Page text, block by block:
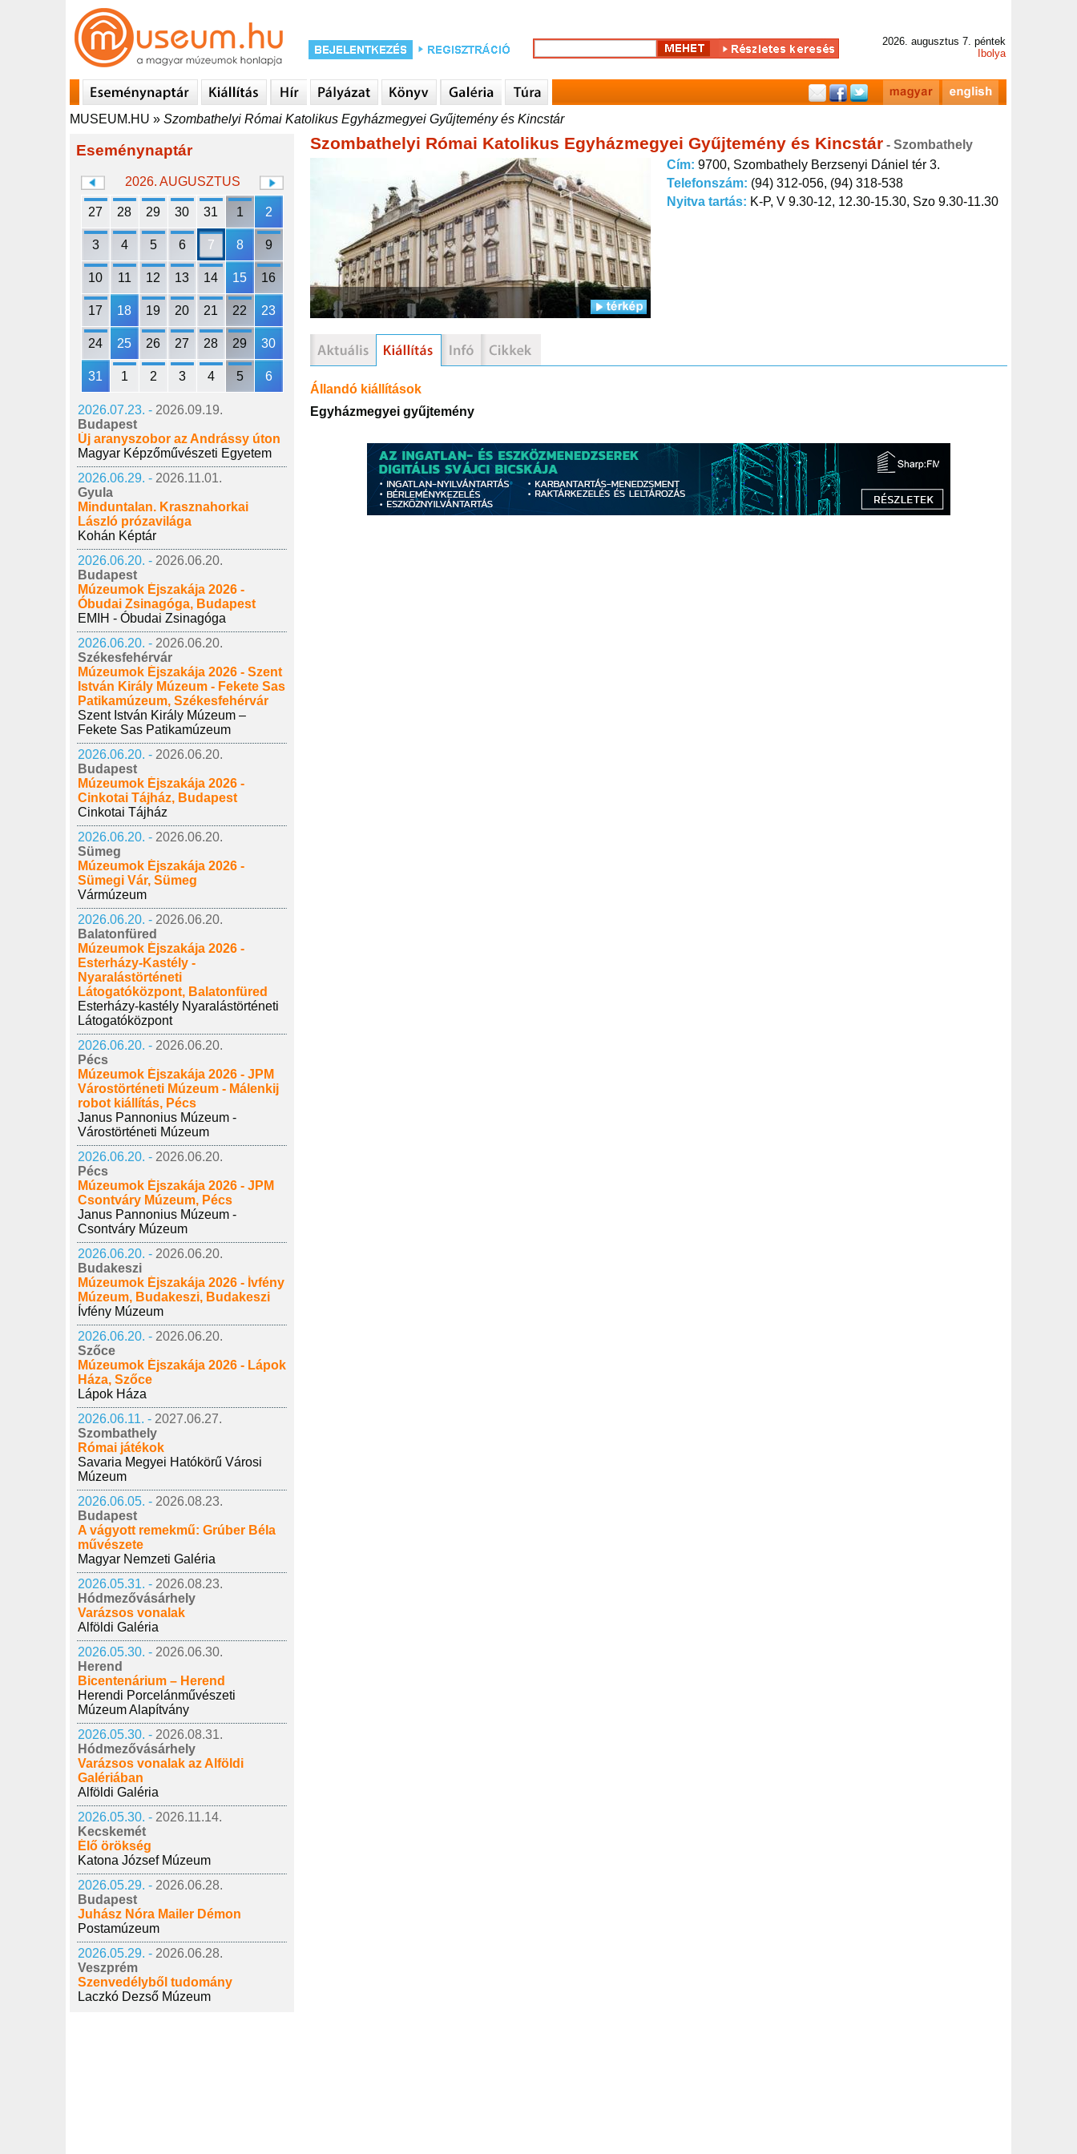
2026. augusztus 7. péntek
Ibolya
MUSEUM.HU » Szombathelyi Római Katolikus Egyházmegyei Gyűjtemény és Kincstár
Eseménynaptár
2026. AUGUSZTUS
27 28 29 30 31 1 2
3 4 5 6 7 8 9
10 11 12 13 14 15 16
17 18 19 20 21 22 23
24 25 26 27 28 29 30
31 1 2 3 4 5 6
2026.07.23. - 2026.09.19.
Budapest
Új aranyszobor az Andrássy úton
Magyar Képzőművészeti Egyetem
2026.06.29. - 2026.11.01.
Gyula
Minduntalan. Krasznahorkai
László prózavilága
Kohán Képtár
2026.06.20. - 2026.06.20.
Budapest
Múzeumok Éjszakája 2026 -
Óbudai Zsinagóga, Budapest
EMIH - Óbudai Zsinagóga
2026.06.20. - 2026.06.20.
Székesfehérvár
Múzeumok Éjszakája 2026 - Szent
István Király Múzeum - Fekete Sas
Patikamúzeum, Székesfehérvár
Szent István Király Múzeum –
Fekete Sas Patikamúzeum
2026.06.20. - 2026.06.20.
Budapest
Múzeumok Éjszakája 2026 -
Cinkotai Tájház, Budapest
Cinkotai Tájház
2026.06.20. - 2026.06.20.
Sümeg
Múzeumok Éjszakája 2026 -
Sümegi Vár, Sümeg
Vármúzeum
2026.06.20. - 2026.06.20.
Balatonfüred
Múzeumok Éjszakája 2026 -
Esterházy-Kastély -
Nyaralástörténeti
Látogatóközpont, Balatonfüred
Esterházy-kastély Nyaralástörténeti
Látogatóközpont
2026.06.20. - 2026.06.20.
Pécs
Múzeumok Éjszakája 2026 - JPM
Várostörténeti Múzeum - Málenkij
robot kiállítás, Pécs
Janus Pannonius Múzeum -
Várostörténeti Múzeum
2026.06.20. - 2026.06.20.
Pécs
Múzeumok Éjszakája 2026 - JPM
Csontváry Múzeum, Pécs
Janus Pannonius Múzeum -
Csontváry Múzeum
2026.06.20. - 2026.06.20.
Budakeszi
Múzeumok Éjszakája 2026 - Ívfény
Múzeum, Budakeszi, Budakeszi
Ívfény Múzeum
2026.06.20. - 2026.06.20.
Szőce
Múzeumok Éjszakája 2026 - Lápok
Háza, Szőce
Lápok Háza
2026.06.11. - 2027.06.27.
Szombathely
Római játékok
Savaria Megyei Hatókörű Városi
Múzeum
2026.06.05. - 2026.08.23.
Budapest
A vágyott remekmű: Grúber Béla
művészete
Magyar Nemzeti Galéria
2026.05.31. - 2026.08.23.
Hódmezővásárhely
Varázsos vonalak
Alföldi Galéria
2026.05.30. - 2026.06.30.
Herend
Bicentenárium – Herend
Herendi Porcelánművészeti
Múzeum Alapítvány
2026.05.30. - 2026.08.31.
Hódmezővásárhely
Varázsos vonalak az Alföldi
Galériában
Alföldi Galéria
2026.05.30. - 2026.11.14.
Kecskemét
Élő örökség
Katona József Múzeum
2026.05.29. - 2026.06.28.
Budapest
Juhász Nóra Mailer Démon
Postamúzeum
2026.05.29. - 2026.06.28.
Veszprém
Szenvedélyből tudomány
Laczkó Dezső Múzeum
Szombathelyi Római Katolikus Egyházmegyei Gyűjtemény és Kincstár - Szombathely
Cím: 9700, Szombathely Berzsenyi Dániel tér 3.
Telefonszám: (94) 312-056, (94) 318-538
Nyitva tartás: K-P, V 9.30-12, 12.30-15.30, Szo 9.30-11.30
Állandó kiállítások
Egyházmegyei gyűjtemény